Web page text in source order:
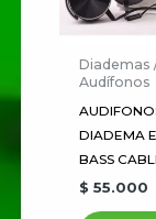
que
Diademas
Audífonos
DIADEMA
BASS
$ 55.000